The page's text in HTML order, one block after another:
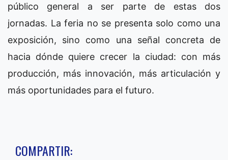
público general a ser parte de estas dos
jornadas. La feria no se presenta solo como una
exposición, sino como una señal concreta de
hacia dónde quiere crecer la ciudad: con más
producción, más innovación, más articulación y
más oportunidades para el futuro.
COMPARTIR: